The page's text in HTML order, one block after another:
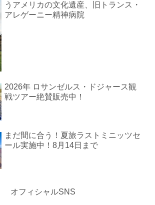
うアメリカの文化遺産、旧トランス・
アレゲーニー精神病院
2026年 ロサンゼルス・ドジャース観
戦ツアー絶賛販売中！
まだ間に合う！夏旅ラストミニッツセ
ール実施中！8月14日まで
オフィシャルSNS